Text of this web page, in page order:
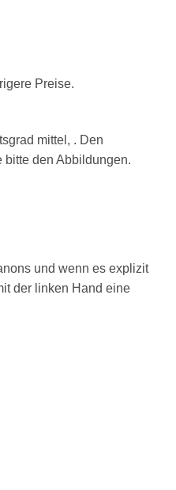
Preise.
mittel, . Den
bitte den Abbildungen.
und wenn es explizit
der linken Hand eine